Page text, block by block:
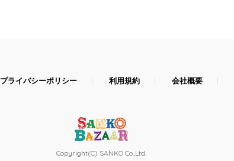
プライバシーポリシー 利用規約 会社概要
Copyright(C) SANKO Co.,Ltd.